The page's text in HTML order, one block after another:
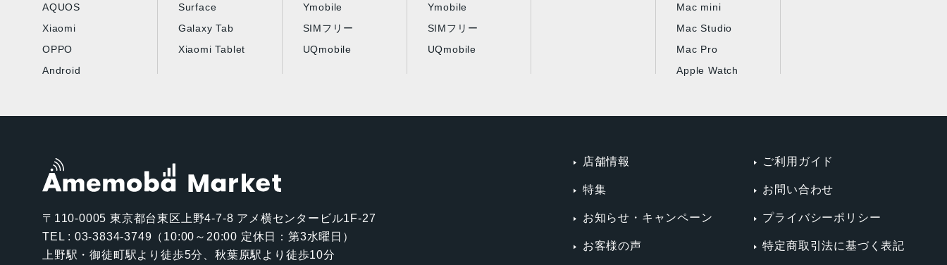
AQUOS
Xiaomi
OPPO
Android
Surface
Galaxy Tab
Xiaomi Tablet
Ymobile
SIMフリー
UQmobile
Ymobile
SIMフリー
UQmobile
Mac mini
Mac Studio
Mac Pro
Apple Watch
〒110-0005 東京都台東区上野4-7-8 アメ横センタービル1F-27
TEL : 03-3834-3749（10:00～20:00 定休日：第3水曜日）
上野駅・御徒町駅より徒歩5分、秋葉原駅より徒歩10分
店舗情報
特集
お知らせ・キャンペーン
お客様の声
ご利用ガイド
お問い合わせ
プライバシーポリシー
特定商取引法に基づく表記